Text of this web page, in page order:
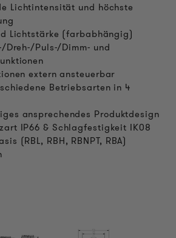
Lichtintensität und höchste
Lichtstärke (farbabhängig)
Dreh-/Puls-/Dimm- und
extern ansteuerbar
Betriebsarten in 4
ansprechendes Produktdesign
IP66 & Schlagfestigkeit IK08
(RBL, RBH, RBNPT, RBA)